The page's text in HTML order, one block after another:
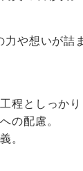
力や想いが詰
程としっかり
の配慮。
。